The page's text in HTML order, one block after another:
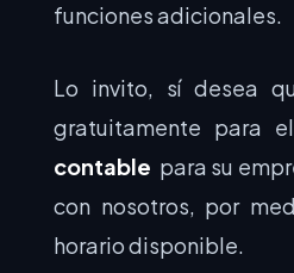
funciones adicionales.
Lo invito, sí desea
gratuitamente para
contable para su
con nosotros, por
horario disponible.